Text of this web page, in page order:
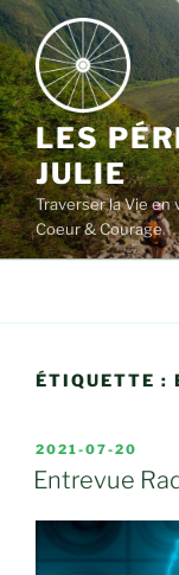
Aller
au
contenu
LES
JULIE
Traverser la Vie en
Coeur & Courage
ÉTIQUETTE :
PUBLIÉ
LE
2021-07-20
Entrevue